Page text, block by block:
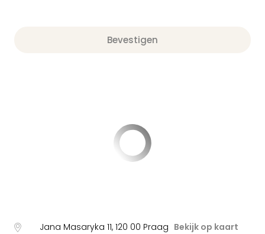
Bevestigen
Jana Masaryka 11, 120 00 Praag Bekijk op kaart